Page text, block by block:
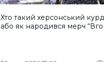
Хто такий херсонський
або як народився мерч